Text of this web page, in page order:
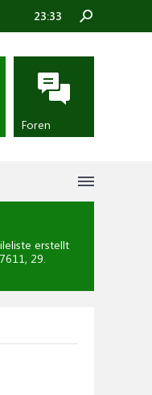
erstellt
29.
23:33
Foren